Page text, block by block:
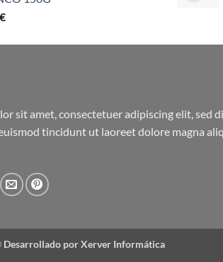
€
sit amet, consectetuer adipiscing elit, sed
tincidunt ut laoreet dolore magna
Desarrollado por Xerver Informática